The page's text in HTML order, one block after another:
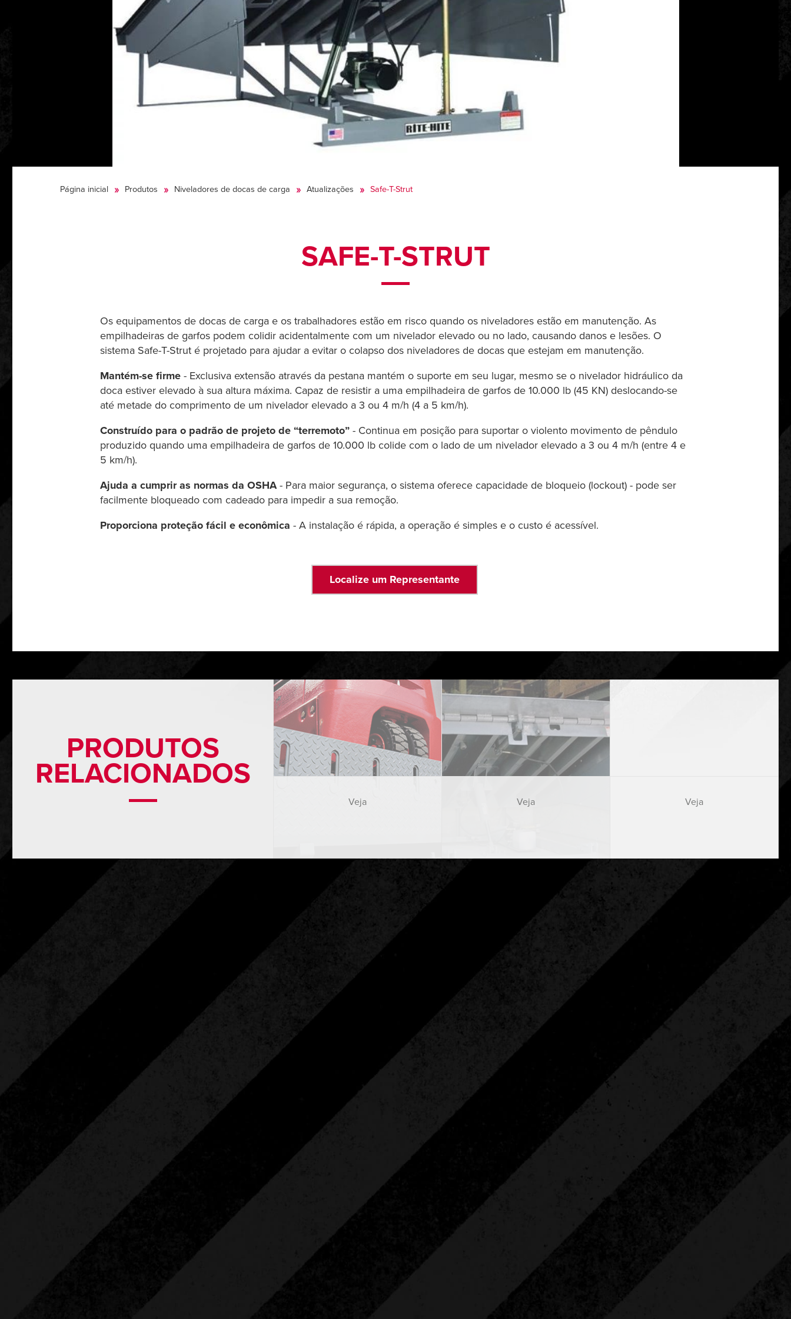
Página inicial Produtos Niveladores de docas de carga Atualizações Safe-T-Strut
SAFE-T-STRUT
Os equipamentos de docas de carga e os trabalhadores estão em risco quando os niveladores estão em manutenção. As
empilhadeiras de garfos podem colidir acidentalmente com um nivelador elevado ou no lado, causando danos e lesões. O
sistema Safe-T-Strut é projetado para ajudar a evitar o colapso dos niveladores de docas que estejam em manutenção.
Mantém-se firme - Exclusiva extensão através da pestana mantém o suporte em seu lugar, mesmo se o nivelador hidráulico da
doca estiver elevado à sua altura máxima. Capaz de resistir a uma empilhadeira de garfos de 10.000 lb (45 KN) deslocando-se
até metade do comprimento de um nivelador elevado a 3 ou 4 m/h (4 a 5 km/h).
Construído para o padrão de projeto de “terremoto” - Continua em posição para suportar o violento movimento de pêndulo
produzido quando uma empilhadeira de garfos de 10.000 lb colide com o lado de um nivelador elevado a 3 ou 4 m/h (entre 4 e
5 km/h).
Ajuda a cumprir as normas da OSHA- Para maior segurança, o sistema oferece capacidade de bloqueio (lockout) - pode ser
facilmente bloqueado com cadeado para impedir a sua remoção.
Proporciona proteção fácil e econômica - A instalação é rápida, a operação é simples e o custo é acessível.
Localize um Representante
PRODUTOS
RELACIONADOS
Veja Veja Veja